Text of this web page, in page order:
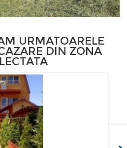
URMATOARELE
DIN ZONA